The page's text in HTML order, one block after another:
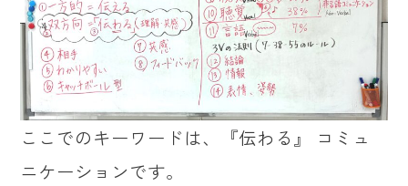
ここでのキーワードは、『伝わる』 コミュ
ニケーションです。